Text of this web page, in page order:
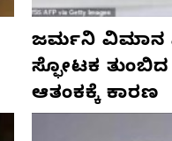
ಜರ್ಮನಿ ವಿಮಾನ
ಸ್ಫೋಟಕ
ಆತಂಕಕ್ಕೆ ಕಾರಣ